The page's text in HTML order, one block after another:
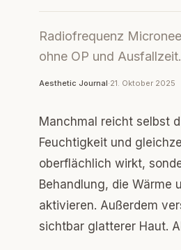
Radiofrequenz
ohne OP und Ausfallzeit.
Aesthetic Journal·21. Oktober 2025
Manchmal reicht selbst
Feuchtigkeit und
oberflächlich wirkt,
Behandlung, die Wärme
aktivieren. Außerdem
sichtbar glatterer Haut.